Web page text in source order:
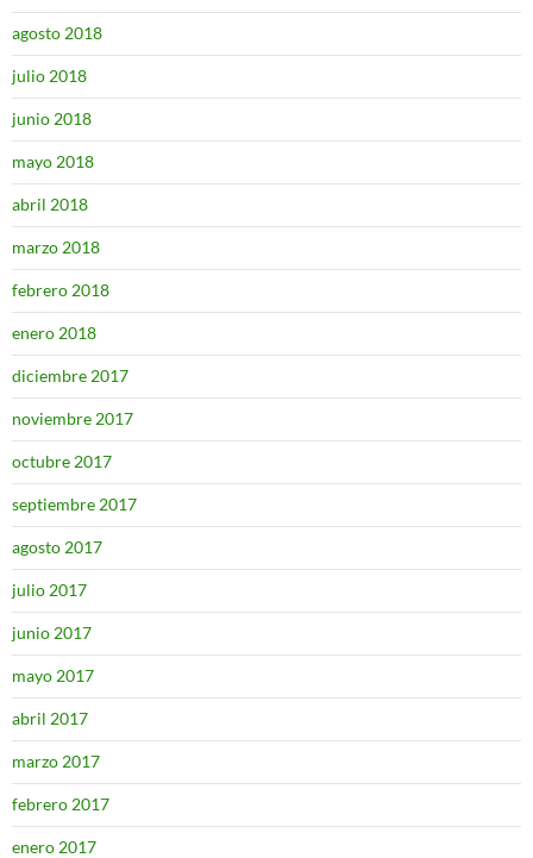
agosto 2018
julio 2018
junio 2018
mayo 2018
abril 2018
marzo 2018
febrero 2018
enero 2018
diciembre 2017
noviembre 2017
octubre 2017
septiembre 2017
agosto 2017
julio 2017
junio 2017
mayo 2017
abril 2017
marzo 2017
febrero 2017
enero 2017